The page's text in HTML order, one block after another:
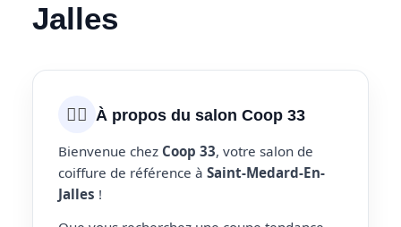
Jalles
💇‍♀️ À propos du salon Coop 33
Bienvenue chez Coop 33, votre salon de
coiffure de référence à Saint-Medard-En-
Jalles !